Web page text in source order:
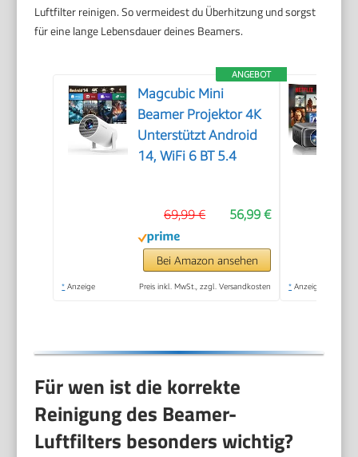
Luftfilter reinigen. So vermeidest du Überhitzung und sorgst
für eine lange Lebensdauer deines Beamers.
ANGEBOT
Magcubic Mini
Beamer Projektor 4K
Unterstützt Android
14, WiFi 6 BT 5.4
56,99 €
69,99 €
Bei Amazon ansehen
* Anzeige Preis inkl. MwSt., zzgl. Versandkosten * Anzeige
Für wen ist die korrekte
Reinigung des Beamer-
Luftfilters besonders wichtig?